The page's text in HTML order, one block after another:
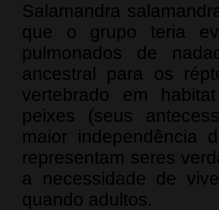
Salamandra
que o grupo teria
pulmonados de
ancestral para os
vertebrado em
peixes (seus
maior independência
representam seres
a necessidade de
quando adultos.